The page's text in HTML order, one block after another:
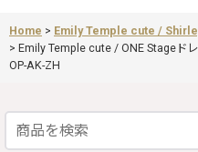
Home > Emily Temple cute /
> Emily Temple cute / ONE Stageド
OP-AK-ZH